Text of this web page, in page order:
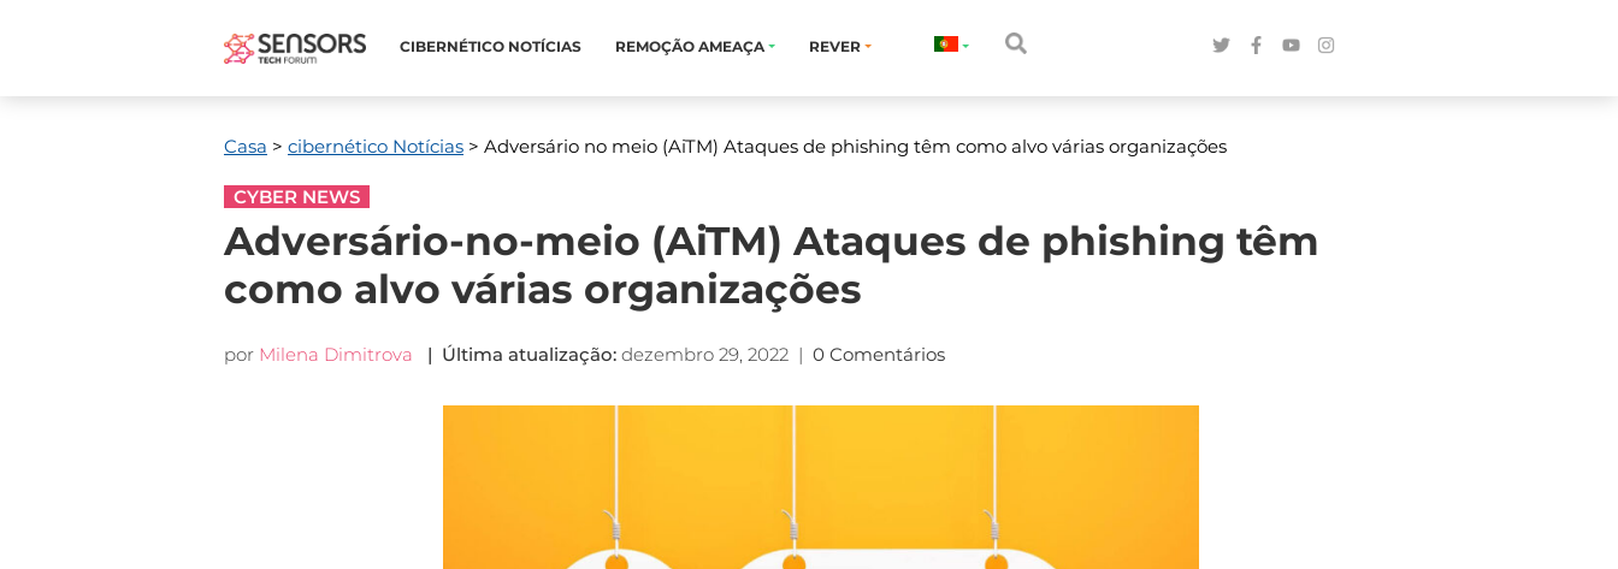
CIBERNÉTICO NOTÍCIAS REMOÇÃO AMEAÇA REVER
Casa > cibernético Notícias > Adversário no meio (AiTM) Ataques de phishing têm como alvo várias organizações
CYBER NEWS
Adversário-no-meio (AiTM) Ataques de phishing têm
como alvo várias organizações
por Milena Dimitrova | Última atualização: dezembro 29, 2022 | 0 Comentários